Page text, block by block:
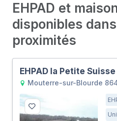
EHPAD et
disponibles
proximités
EHPAD la Petite Suisse
Mouterre-sur-Blourde